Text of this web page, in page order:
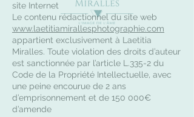
site Internet
Le contenu rédactionnel du site web
www.laetitiamirallesphotographie.com
appartient exclusivement à Laetitia
Miralles. Toute violation des droits d’auteur
est sanctionnée par l’article L.335-2 du
Code de la Propriété Intellectuelle, avec
une peine encourue de 2 ans
d’emprisonnement et de 150 000€
d’amende